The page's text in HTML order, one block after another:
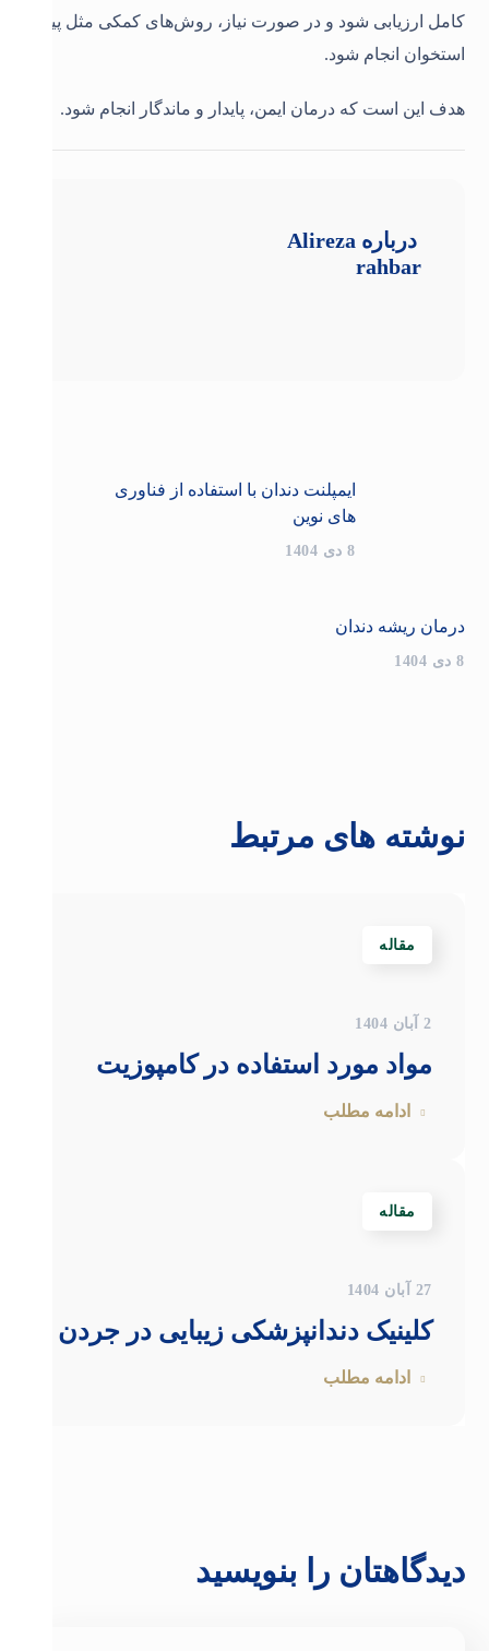
کامل ارزیابی شود و در صورت نیاز، روش‌های کمکی مثل پیوند
استخوان انجام شود.
هدف این است که درمان ایمن، پایدار و ماندگار انجام شود.
درباره Alireza
rahbar
ایمپلنت دندان با استفاده از فناوری
های نوین
8 دی 1404
درمان ریشه دندان
8 دی 1404
نوشته های مرتبط
مقاله
2 آبان 1404
مواد مورد استفاده در کامپوزیت
ادامه مطلب
مقاله
27 آبان 1404
کلینیک دندانپزشکی زیبایی در جردن
ادامه مطلب
دیدگاهتان را بنویسید